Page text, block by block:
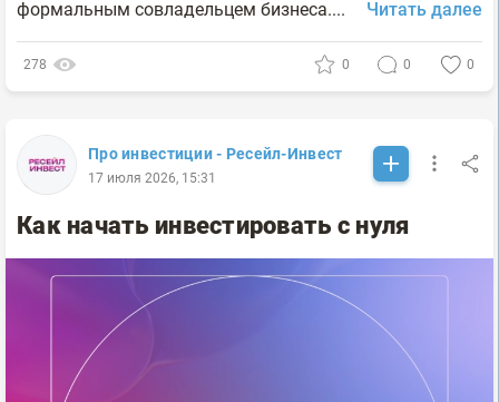
формальным совладельцем бизнеса....
Читать далее
278 0 0 0
Про инвестиции - Ресейл-Инвест
17 июля 2026, 15:31
Как начать инвестировать с нуля